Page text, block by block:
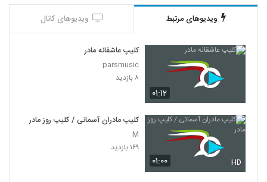
ویدیوهای مرتبط ویدیوهای کانال
۰۱:۱۲
کلیپ عاشقانه مادر
parsmusic
۸ بازدید
۰۱:۰۰ HD
کلیپ مادران آسمانی / کلیپ روز مادر
M
۱۶۹ بازدید